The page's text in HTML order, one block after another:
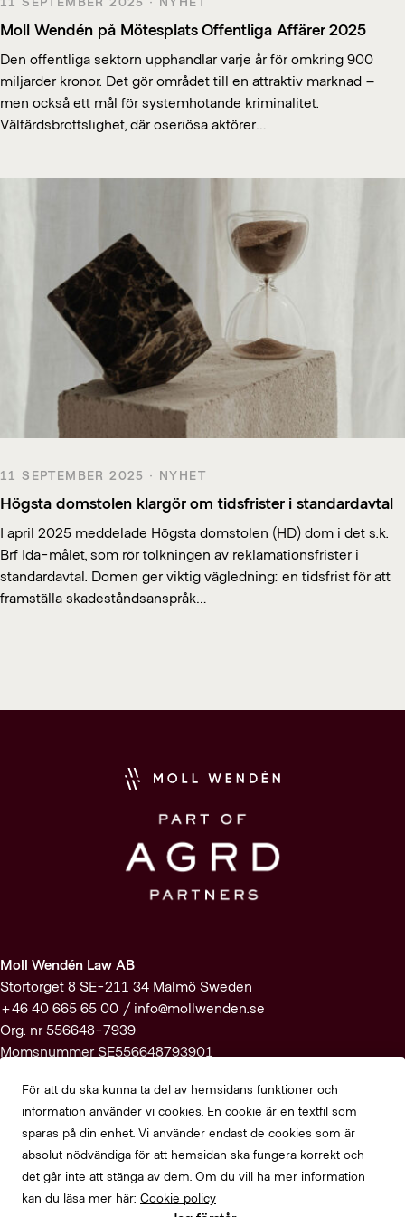
Moll Wendén på Mötesplats Offentliga Affärer 2025
Den offentliga sektorn upphandlar varje år för omkring 900
miljarder kronor. Det gör området till en attraktiv marknad –
men också ett mål för systemhotande kriminalitet.
Välfärdsbrottslighet, där oseriösa aktörer…
11 SEPTEMBER 2025 · NYHET
Högsta domstolen klargör om tidsfrister i standardavtal
I april 2025 meddelade Högsta domstolen (HD) dom i det s.k.
Brf Ida-målet, som rör tolkningen av reklamationsfrister i
standardavtal. Domen ger viktig vägledning: en tidsfrist för att
framställa skadeståndsanspråk…
För att du ska kunna ta del av hemsidans funktioner och
information använder vi cookies. En cookie är en textfil som
sparas på din enhet. Vi använder endast de cookies som är
absolut nödvändiga för att hemsidan ska fungera korrekt och
det går inte att stänga av dem. Om du vill ha mer information
kan du läsa mer här: Cookie policy
Moll Wendén Law AB
Stortorget 8 SE-211 34 Malmö Sweden
+46 40 665 65 00 / info@mollwenden.se
Org. nr 556648-7939
Momsnummer SE556648793901
Prenumerera på vårt nyhetsbrev
Registrera dig här
Alla rättigheter förbehållna Moll Wendén Law AB